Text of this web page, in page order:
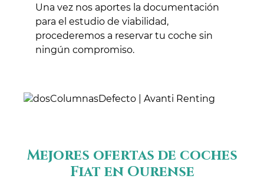
Una vez nos aportes la documentación
para el estudio de viabilidad,
procederemos a reservar tu coche sin
ningún compromiso.
Mejores ofertas de coches
Fiat en Ourense